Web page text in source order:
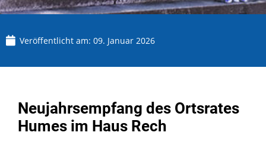
Veröffentlicht am: 09. Januar 2026
Neujahrsempfang des Ortsrates
Humes im Haus Rech